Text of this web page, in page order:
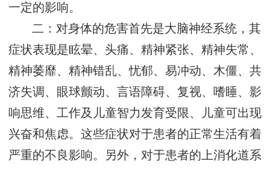
一定的影响。
二：对身体的危害首先是大脑神经系统，其
症状表现是眩晕、头痛、精神紧张、精神失常、
精神萎靡、精神错乱、忧郁、易冲动、木僵、共
济失调、眼球颤动、言语障碍、复视、嗜睡、影
响思维、工作及儿童智力发育受限、儿童可出现
兴奋和焦虑。这些症状对于患者的正常生活有着
严重的不良影响。另外，对于患者的上消化道系